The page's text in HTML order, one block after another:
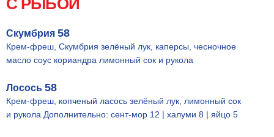
Скумбрия
Крем-фреш, Скумбрия зелёный лук, каперсы, чесночное
масло соус кориандра лимонный сок и рукола
Лосось
Крем-фреш, копченый ласось зелёный лук, лимонный сок
и рукола Дополнительно: сент-мор 12 | халуми 8 | яйцо 5